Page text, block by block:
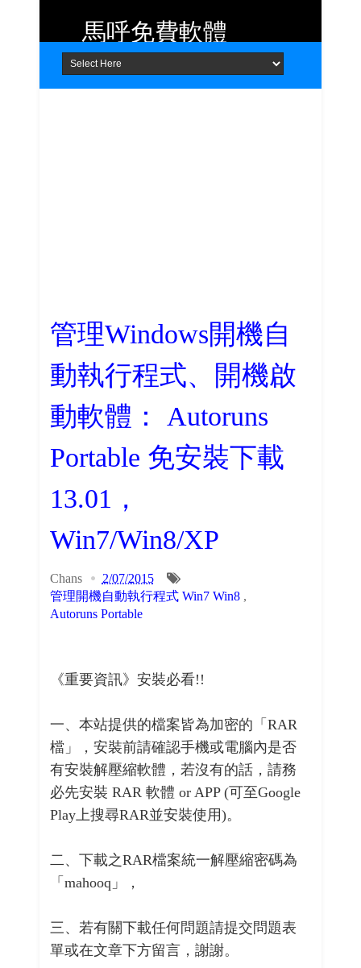
Home About Contact
馬呼免費軟體
提供 Android、iOS 好用的手機應用
程式及 Windows 免費軟體
管理Windows開機自
動執行程式、開機啟
動軟體： Autoruns
Portable 免安裝下載
13.01，
Win7/Win8/XP
Chans
2/07/2015
管理開機自動執行程式 Win7 Win8,
Autoruns Portable
《重要資訊》安裝必看!!
一、本站提供的檔案皆為加密的「RAR
檔」，安裝前請確認手機或電腦內是否
有安裝解壓縮軟體，若沒有的話，請務
必先安裝 RAR 軟體 or APP (可至Google
Play上搜尋RAR並安裝使用)。
二、下載之RAR檔案統一解壓縮密碼為
「mahooq」，
三、若有關下載任何問題請提交問題表
單或在文章下方留言，謝謝。